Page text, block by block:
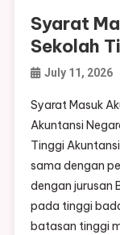
Syarat
Sekolah
July 11, 2026
Syarat Masuk
Akuntansi
Tinggi
sama dengan
dengan jurusan
pada tinggi
batasan tinggi